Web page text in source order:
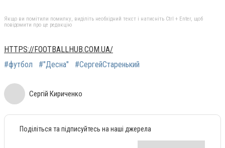
Якщо ви помітили помилку, виділіть необхідний текст і натисніть Ctrl + Enter, щоб
повідомити про це редакцію
HTTPS://FOOTBALLHUB.COM.UA/
#футбол
#"Десна" #СергейСтаренький
Сергій Кириченко
Поділіться та підписуйтесь на наші джерела